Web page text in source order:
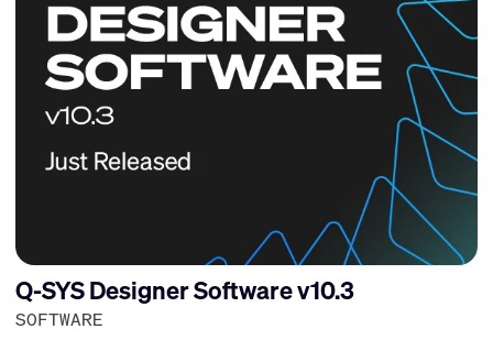
Q-SYS Designer Software v10.3
SOFTWARE